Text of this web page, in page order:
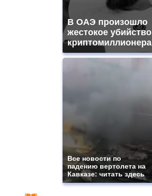
В ОАЭ произошло
жестокое убийство
криптомиллионера
Все новости по
падению вертолета на
Кавказе: читать здесь